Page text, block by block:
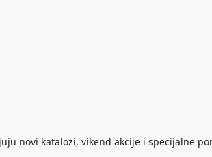
novi katalozi, vikend akcije i specijalne